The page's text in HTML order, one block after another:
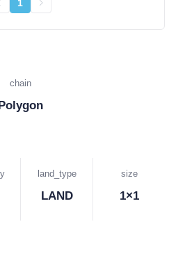
1
chain
land_type
LAND
size
1×1